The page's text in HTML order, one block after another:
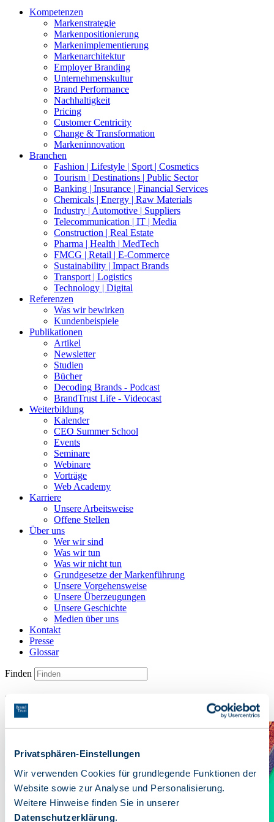
Privatsphären-Einstellungen
Wir verwenden Cookies für grundlegende Funktionen der
Website sowie zur Analyse und Personalisierung.
Weitere Hinweise finden Sie in unserer
Datenschutzerklärung
Kompetenzen
Markenstrategie
Markenpositionierung
Markenimplementierung
Markenarchitektur
Employer Branding
Unternehmenskultur
Brand Performance
Nachhaltigkeit
Pricing
Customer Centricity
Change & Transformation
Markeninnovation
Branchen
Fashion | Lifestyle | Sport | Cosmetics
Tourism | Destinations | Public Sector
Banking | Insurance | Financial Services
Chemicals | Energy | Raw Materials
Industry | Automotive | Suppliers
Telecommunication | IT | Media
Construction | Real Estate
Pharma | Health | MedTech
FMCG | Retail | E-Commerce
Sustainability | Impact Brands
Transport | Logistics
Technology | Digital
Referenzen
Was wir bewirken
Kundenbeispiele
Publikationen
Artikel
Newsletter
Studien
Bücher
Decoding Brands - Podcast
BrandTrust Life - Videocast
Weiterbildung
Kalender
CEO Summer School
Events
Seminare
Webinare
Vorträge
Web Academy
Karriere
Unsere Arbeitsweise
Offene Stellen
Über uns
Wer wir sind
Was wir tun
Was wir nicht tun
Grundgesetze der Markenführung
Unsere Vorgehensweise
Unsere Überzeugungen
Unsere Geschichte
Medien über uns
Kontakt
Presse
Glossar
Finden
BrandCulture Talks